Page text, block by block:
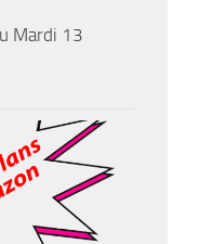
Mardi 13